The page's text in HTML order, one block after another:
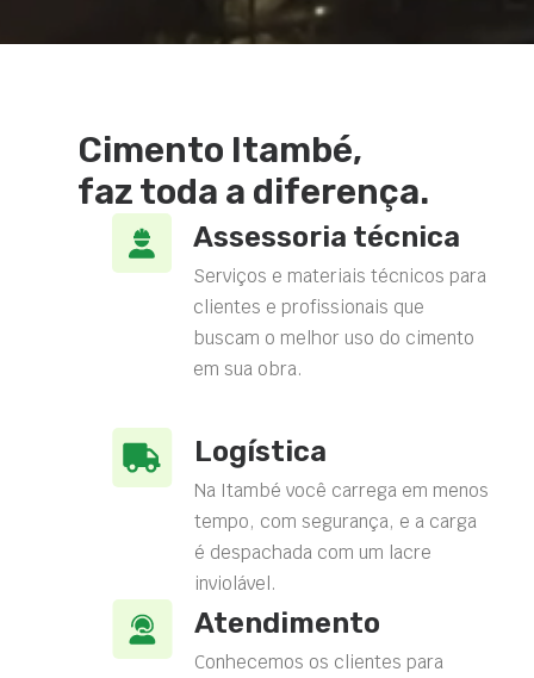
Cimento Itambé,
faz toda a diferença.
Assessoria técnica
Serviços e materiais técnicos para
clientes e profissionais que
buscam o melhor uso do cimento
em sua obra.
Logística
Na Itambé você carrega em menos
tempo, com segurança, e a carga
é despachada com um lacre
inviolável.
Atendimento
Conhecemos os clientes para